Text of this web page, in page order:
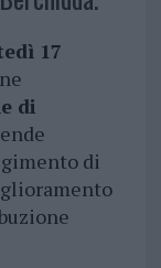
17
di
di